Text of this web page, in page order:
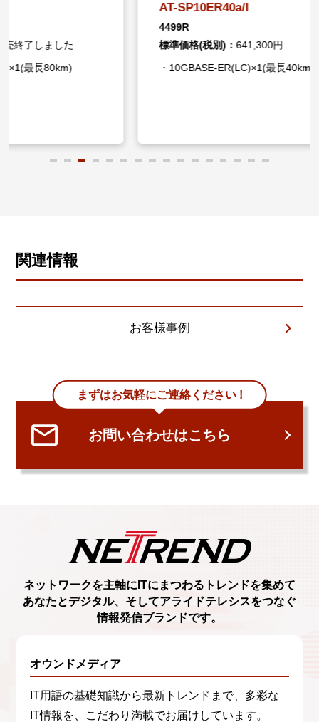
標準価格(税別)：
641,300円
・10GBASE-ER(LC)×1(最長40km) ・
関連情報
お客様事例
まずはお気軽にご連絡ください !
お問い合わせはこちら
ネットワークを主軸に ITにまつわるトレンドを集めて
あなたとデジタル、 そしてアライドテレシスをつなぐ
情報発信ブランドです。
オウンドメディア
IT用語の基礎知識から最新トレンドまで、多彩な
IT情報を、こだわり満載でお届けしています。